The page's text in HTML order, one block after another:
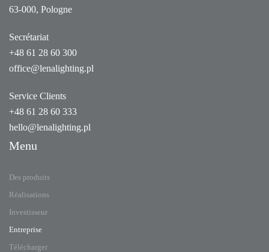
63-000, Pologne
Secrétariat
+48 61 28 60 300
office@lenalighting.pl
Service Clients
+48 61 28 60 333
hello@lenalighting.pl
Menu
Des produits
Réalisations
Investisseur
Entreprise
Télécharger